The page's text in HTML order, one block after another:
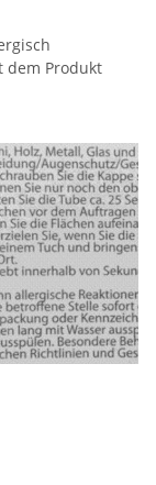
dem Produkt